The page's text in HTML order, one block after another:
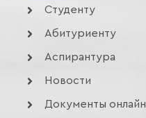
Студенту
Абитуриенту
Аспирантура
Новости
Документы онлайн